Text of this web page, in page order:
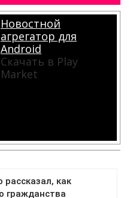
Новостной
агрегатор для
Android
Скачать в Play
Market